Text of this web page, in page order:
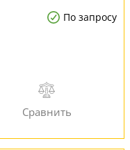
По запросу